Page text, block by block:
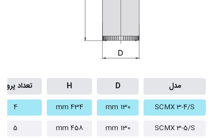
مدل D
H تعداد
SCMX 3-4/S
130 mm
434 mm
4
SCMX 3-5/S
130 mm
458 mm
5